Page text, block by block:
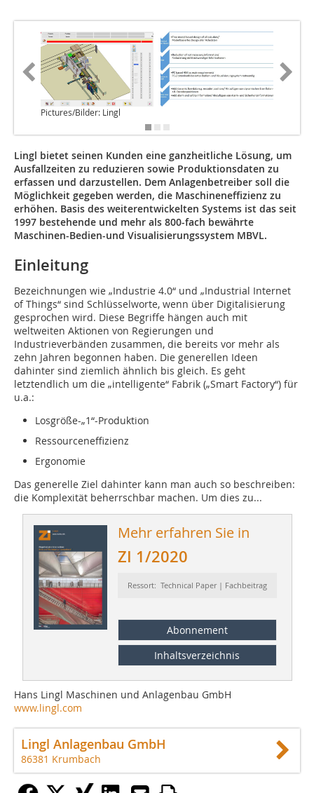
Pictures/Bilder: Lingl
Lingl bietet seinen Kunden eine ganzheitliche Lösung, um
Ausfallzeiten zu reduzieren sowie Produktionsdaten zu
erfassen und darzustellen. Dem Anlagenbetreiber soll die
Möglichkeit gegeben werden, die Maschineneffizienz zu
erhöhen. Basis des weiterentwickelten Systems ist das seit
1997 bestehende und mehr als 800-fach bewährte
Maschinen-Bedien-und Visualisierungssystem MBVL.
Einleitung
Bezeichnungen wie „Industrie 4.0“ und „Industrial Internet
of Things“ sind Schlüsselworte, wenn über Digitalisierung
gesprochen wird. Diese Begriffe hängen auch mit
weltweiten Aktionen von Regierungen und
Industrieverbänden zusammen, die bereits vor mehr als
zehn Jahren begonnen haben. Die generellen Ideen
dahinter sind ziemlich ähnlich bis gleich. Es geht
letztendlich um die „intelligente“ Fabrik („Smart Factory“) für
u.a.:
Losgröße-„1“-Produktion
Ressourceneffizienz
Ergonomie
Das generelle Ziel dahinter kann man auch so beschreiben:
die Komplexität beherrschbar machen. Um dies zu...
Mehr erfahren Sie in
ZI 1/2020
Ressort: Technical Paper | Fachbeitrag
Abonnement
Inhaltsverzeichnis
Hans Lingl Maschinen und Anlagenbau GmbH
www.lingl.com
Lingl Anlagenbau GmbH
86381 Krumbach